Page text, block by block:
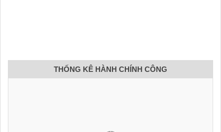
THỐNG KÊ HÀNH CHÍNH CÔNG